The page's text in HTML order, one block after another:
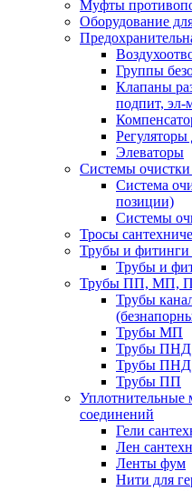
Муфты
Оборудование
Группы
Клапаны
подпит, эл-
Элеваторы
Системы
Система
позиции)
Системы
Тросы
Трубы и фитинги
Трубы и
Трубы ПП, МП,
Трубы
Трубы МП
Трубы ПНД
Трубы ПНД
Трубы ПП
Уплотнительные
соединений
Гели
Лен
Ленты фум
Нити для